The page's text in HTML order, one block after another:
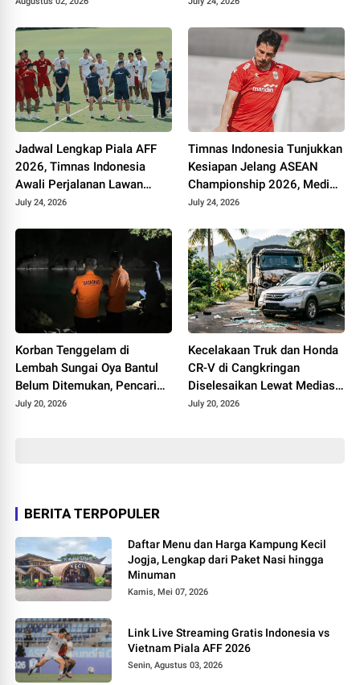
Jadwal Lengkap Piala AFF
2026, Timnas Indonesia
Awali Perjalanan Lawan
Kamboja
July 24, 2026
Timnas Indonesia Tunjukkan
Kesiapan Jelang ASEAN
Championship 2026, Media
Vietnam Minta Timnya
July 24, 2026
Korban Tenggelam di
Lembah Sungai Oya Bantul
Belum Ditemukan, Pencarian
Dilanjutkan Selasa
July 20, 2026
Kecelakaan Truk dan Honda
CR-V di Cangkringan
Diselesaikan Lewat Mediasi,
Polisi Pastikan Tak Ada
July 20, 2026
BERITA TERPOPULER
Daftar Menu dan Harga Kampung Kecil
Jogja, Lengkap dari Paket Nasi hingga
Minuman
Kamis, Mei 07, 2026
Link Live Streaming Gratis Indonesia vs
Vietnam Piala AFF 2026
Senin, Agustus 03, 2026